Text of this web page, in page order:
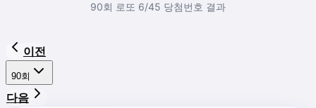
90회 로또 6/45 당첨번호 결과
이전
90회
다음